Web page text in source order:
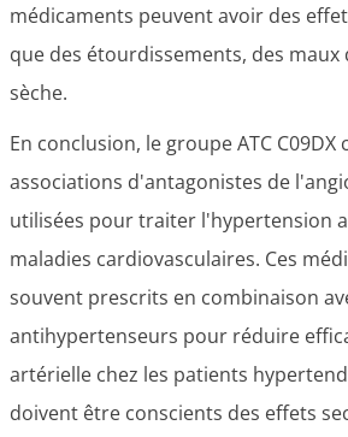
médicaments peuvent avoir des
que des étourdissements, des
sèche.
En conclusion, le groupe ATC
associations d'antagonistes de
utilisées pour traiter l'hypertension
maladies cardiovasculaires. Ces
souvent prescrits en combinaison
antihypertenseurs pour réduire
artérielle chez les patients
doivent être conscients des effets